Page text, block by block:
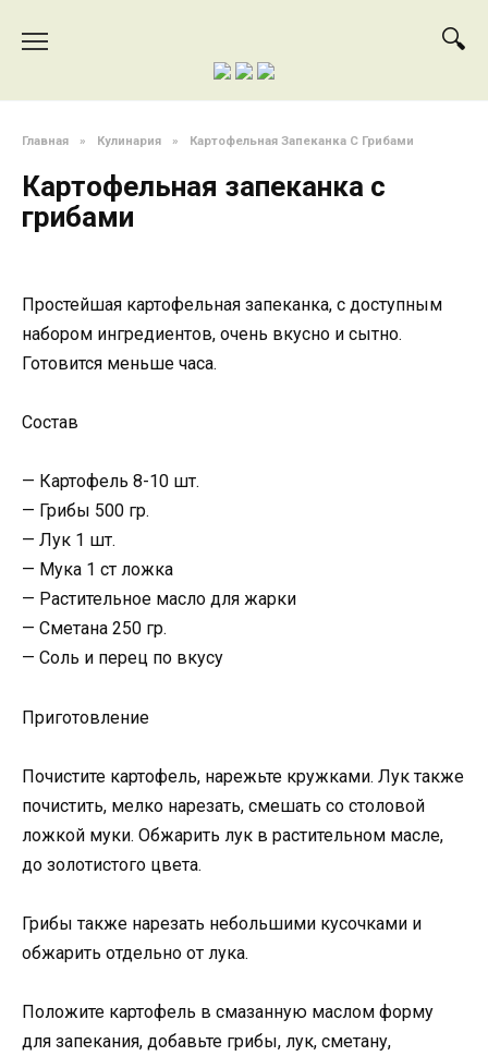
содержанию
Главная » Кулинария » Картофельная Запеканка С Грибами
Картофельная запеканка с
грибами
Простейшая картофельная запеканка, с доступным
набором ингредиентов, очень вкусно и сытно.
Готовится меньше часа.
Состав
— Картофель 8-10 шт.
— Грибы 500 гр.
— Лук 1 шт.
— Мука 1 ст ложка
— Растительное масло для жарки
— Сметана 250 гр.
— Соль и перец по вкусу
Приготовление
Почистите картофель, нарежьте кружками. Лук также
почистить, мелко нарезать, смешать со столовой
ложкой муки. Обжарить лук в растительном масле,
до золотистого цвета.
Грибы также нарезать небольшими кусочками и
обжарить отдельно от лука.
Положите картофель в смазанную маслом форму
для запекания, добавьте грибы, лук, сметану,